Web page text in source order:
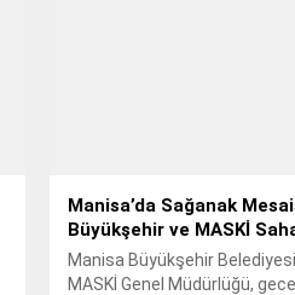
Manisa’da Sağanak
Büyükşehir ve MASKİ
Manisa Büyükşehir
MASKİ Genel Müdürlüğü, gece